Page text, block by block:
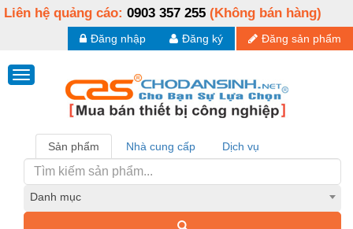
Liên hệ quảng cáo: 0903 357 255 (Không bán hàng)
Đăng sản phẩm
Đăng ký
Đăng nhập
Sản phẩm Nhà cung cấp Dịch vụ
Danh mục